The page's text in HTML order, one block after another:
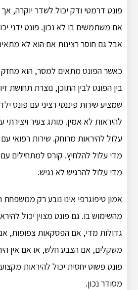
פונט דרמטי ודק יכול לשדר יוקרה,
אם משתמשים בו לא נכון. פונט ידני
אבל גם חוסר רצינות אם הוא לא
כאשר הפונט מתאים למסר, הוא
בין הפונט לבין התוכן, נוצרת תחושת
שמציע שירות פיננסי רציני עם פונט
להיראות לא אמין. מותג צעיר
עלול להיראות מרוחק. שירות רפואי
מדי עלול להלחיץ. קורס למתחילים עם
מדי עלול להרגיש לא נגיש.
אמון טיפוגרפי אינו נובע רק
מהשימוש בו. גם פונט מצוין יכול
גדולות מדי, אם הפסקאות צפופות,
משקלים, אם הצבע חלש, או אם אין
פונט פשוט יחסית יכול להיראות
מסודר נכון.